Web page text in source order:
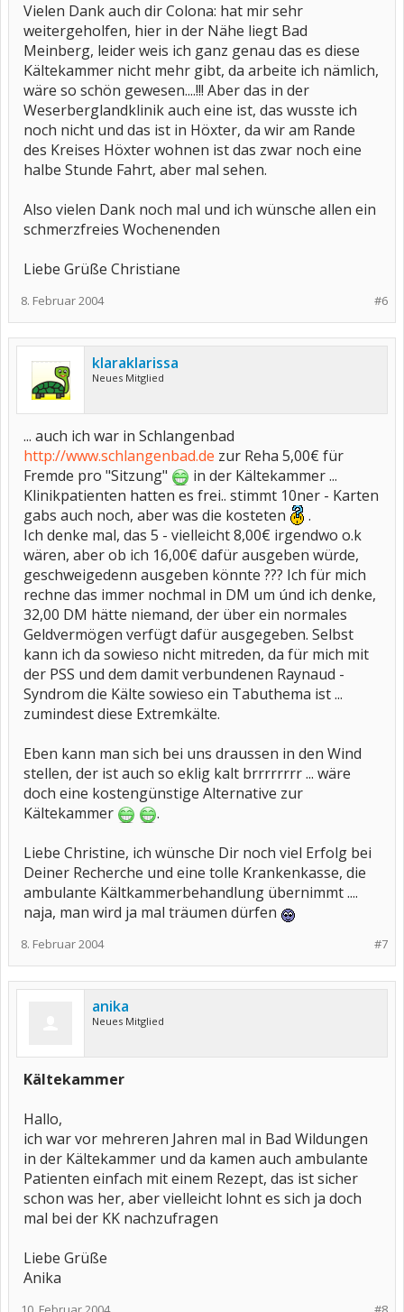
Vielen Dank auch dir Colona: hat mir sehr
weitergeholfen, hier in der Nähe liegt Bad
Meinberg, leider weis ich ganz genau das es diese
Kältekammer nicht mehr gibt, da arbeite ich nämlich,
wäre so schön gewesen....!!! Aber das in der
Weserberglandklinik auch eine ist, das wusste ich
noch nicht und das ist in Höxter, da wir am Rande
des Kreises Höxter wohnen ist das zwar noch eine
halbe Stunde Fahrt, aber mal sehen.
Also vielen Dank noch mal und ich wünsche allen ein
schmerzfreies Wochenenden
Liebe Grüße Christiane
#6
8. Februar 2004
klaraklarissa
Neues Mitglied
... auch ich war in Schlangenbad
http://www.schlangenbad.de zur Reha 5,00€ für
Fremde pro "Sitzung"
in der Kältekammer ...
Klinikpatienten hatten es frei.. stimmt 10ner - Karten
gabs auch noch, aber was die kosteten
.
Ich denke mal, das 5 - vielleicht 8,00€ irgendwo o.k
wären, aber ob ich 16,00€ dafür ausgeben würde,
geschweigedenn ausgeben könnte ??? Ich für mich
rechne das immer nochmal in DM um únd ich denke,
32,00 DM hätte niemand, der über ein normales
Geldvermögen verfügt dafür ausgegeben. Selbst
kann ich da sowieso nicht mitreden, da für mich mit
der PSS und dem damit verbundenen Raynaud -
Syndrom die Kälte sowieso ein Tabuthema ist ...
zumindest diese Extremkälte.
Eben kann man sich bei uns draussen in den Wind
stellen, der ist auch so eklig kalt brrrrrrrr ... wäre
doch eine kostengünstige Alternative zur
Kältekammer
.
Liebe Christine, ich wünsche Dir noch viel Erfolg bei
Deiner Recherche und eine tolle Krankenkasse, die
ambulante Kältkammerbehandlung übernimmt ....
naja, man wird ja mal träumen dürfen
#7
8. Februar 2004
anika
Neues Mitglied
Kältekammer
Hallo,
ich war vor mehreren Jahren mal in Bad Wildungen
in der Kältekammer und da kamen auch ambulante
Patienten einfach mit einem Rezept, das ist sicher
schon was her, aber vielleicht lohnt es sich ja doch
mal bei der KK nachzufragen
Liebe Grüße
Anika